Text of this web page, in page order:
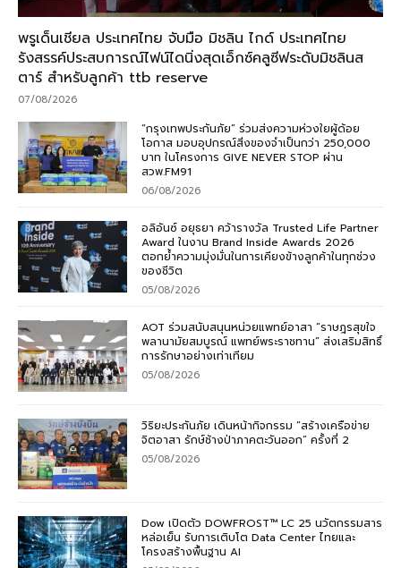
พรูเด็นเชียล ประเทศไทย จับมือ มิชลิน ไกด์ ประเทศไทย
รังสรรค์ประสบการณ์ไฟน์ไดนิ่งสุดเอ็กซ์คลูซีฟระดับมิชลินส
ตาร์ สำหรับลูกค้า ttb reserve
07/08/2026
“กรุงเทพประกันภัย” ร่วมส่งความห่วงใยผู้ด้อย
โอกาส มอบอุปกรณ์สิ่งของจำเป็นกว่า 250,000
บาท ในโครงการ GIVE NEVER STOP ผ่าน
สวพ.FM91
06/08/2026
อลิอันซ์ อยุธยา คว้ารางวัล Trusted Life Partner
Award ในงาน Brand Inside Awards 2026
ตอกย้ำความมุ่งมั่นในการเคียงข้างลูกค้าในทุกช่วง
ของชีวิต
05/08/2026
AOT ร่วมสนับสนุนหน่วยแพทย์อาสา “ราษฎรสุขใจ
พลานามัยสมบูรณ์ แพทย์พระราชทาน” ส่งเสริมสิทธิ์
การรักษาอย่างเท่าเทียม
05/08/2026
วิริยะประกันภัย เดินหน้ากิจกรรม “สร้างเครือข่าย
จิตอาสา รักษ์ช้างป่าภาคตะวันออก” ครั้งที่ 2
05/08/2026
Dow เปิดตัว DOWFROST™ LC 25 นวัตกรรมสาร
หล่อเย็น รับการเติบโต Data Center ไทยและ
โครงสร้างพื้นฐาน AI